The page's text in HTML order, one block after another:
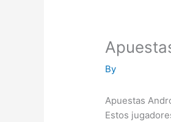
By
Apuestas
Estos